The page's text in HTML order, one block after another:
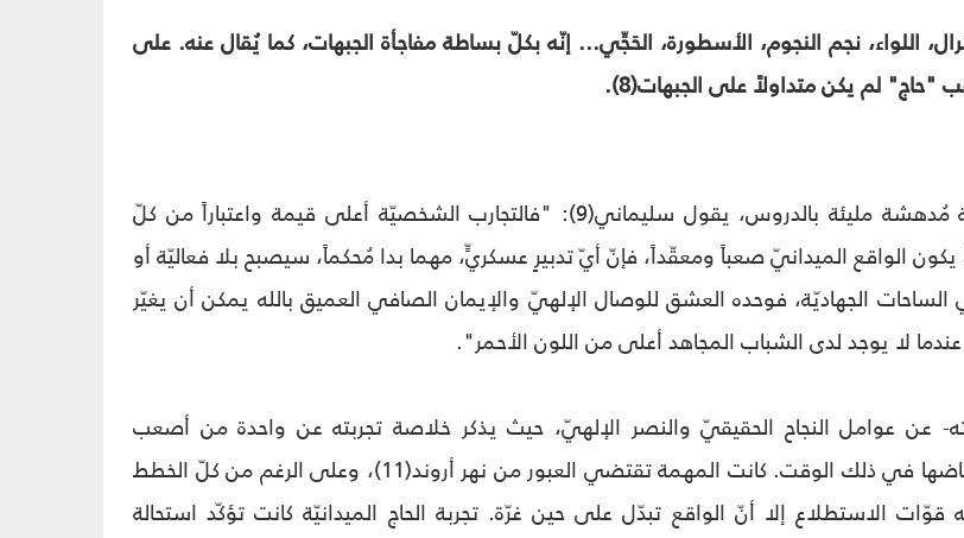
اللواء، نجم النجوم، الأسطورة، الحَجِّي... إنّه بكلّ بساطة مفاجأة الجبهات، كما يُقال عنه. على
"حاج" لم يكن متداولاً على الجبهات(8).
إنّ تجربة حياة الجهاد هي تجربة مُدهشة مليئة بالدروس، يقول سليماني(9): "فالتجارب الشخصيّة أعلى قيمة واعتباراً من كلّ
الواقع الميدانيّ صعباً ومعقّداً، فإنّ أيّ تدبيرٍ عسكريٍّ، مهما بدا مُحكماً، سيصبح بلا فعاليّة أو
الجهاديّة، فوحده العشق للوصال الإلهيّ والإيمان الصافي العميق بالله يمكن أن يغيّر
لا يوجد لدى الشباب المجاهد أعلى من اللون الأحمر".
عن عوامل النجاح الحقيقيّ والنصر الإلهيّ، حيث يذكر خلاصة تجربته عن واحدة من أصعب
العمليّات العسكريّة(10) التي خاضها في ذلك الوقت. كانت المهمة تقتضي العبور من نهر أروند(11)، وعلى الرغم من كلّ الخطط
قوّات الاستطلاع إلا أنّ الواقع تبدّل على حين غرّة. تجربة الحاج الميدانيّة كانت تؤكّد استحالة